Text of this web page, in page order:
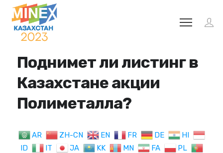
Поднимет ли листинг в
Казахстане акции
Полиметалла?
AR ZH-CN EN FR DE
HI
ID
IT JA KK MN FA
PL